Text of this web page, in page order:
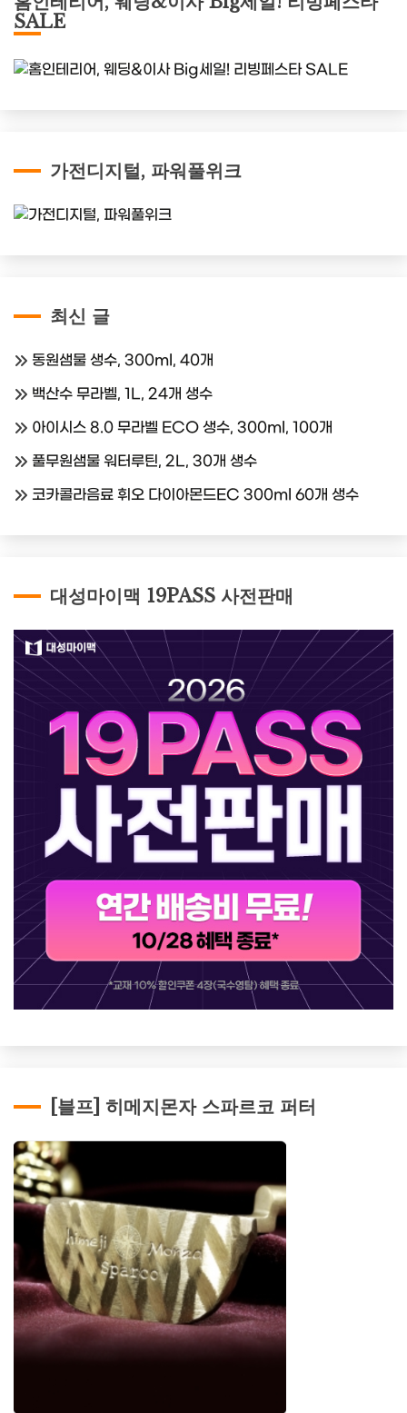
SALE
가전디지털, 파워풀위크
최신 글
동원샘물 생수, 300ml, 40개
백산수 무라벨, 1L, 24개 생수
아이시스 8.0 무라벨 ECO 생수, 300ml, 100개
풀무원샘물 워터루틴, 2L, 30개 생수
코카콜라음료 휘오 다이아몬드EC 300ml 60개 생수
대성마이맥 19PASS 사전판매
[블프] 히메지몬자 스파르코 퍼터